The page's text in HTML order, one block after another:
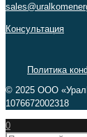
Консультация
Политика
© 2025 ООО
1076672002318
0